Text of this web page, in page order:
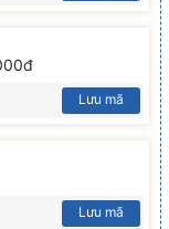
Lưu mã
Lưu mã